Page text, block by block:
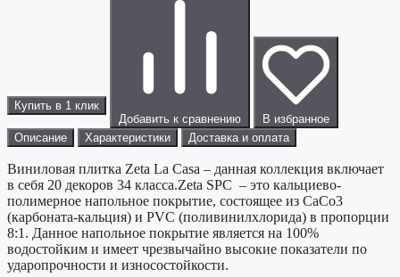
Купить в 1 клик
Добавить к сравнению
В избранное
Описание
Характеристики Доставка и оплата
Виниловая плитка Zeta La Casa – данная коллекция включает
в себя 20 декоров 34 класса.Zeta SPC – это кальциево-
полимерное напольное покрытие, состоящее из CaCo3
(карбоната-кальция) и PVC (поливинилхлорида) в пропорции
8:1. Данное напольное покрытие является на 100%
водостойким и имеет чрезвычайно высокие показатели по
ударопрочности и износостойкости.